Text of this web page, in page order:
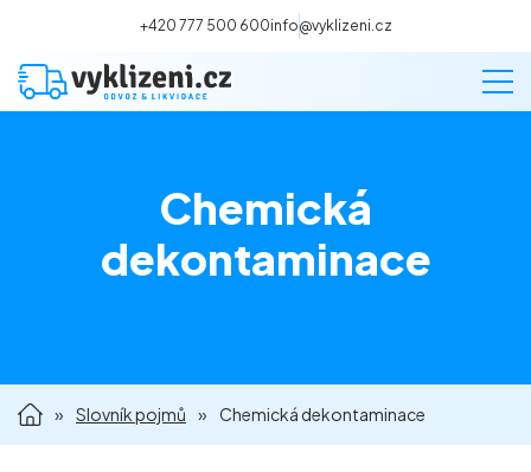
+420 777 500 600info@vyklizeni.cz
Stěhování
Deratizace a dezinsekce
Chemická
dekontaminace
» Slovník pojmů » Chemická dekontaminace